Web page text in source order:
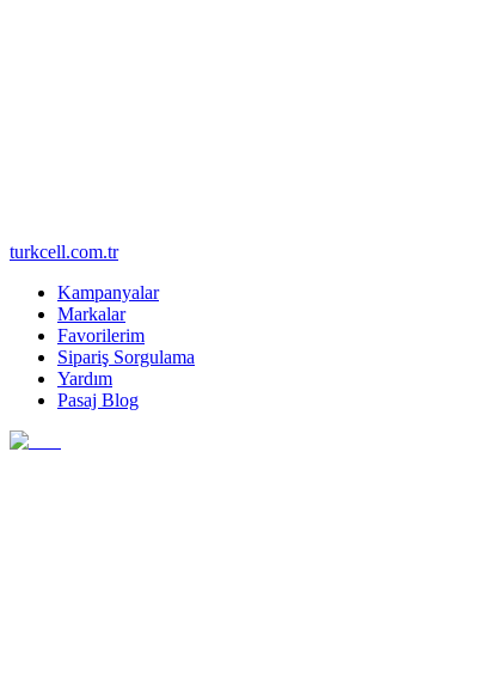
turkcell.com.tr
Kampanyalar
Markalar
Favorilerim
Sipariş Sorgulama
Yardım
Pasaj Blog